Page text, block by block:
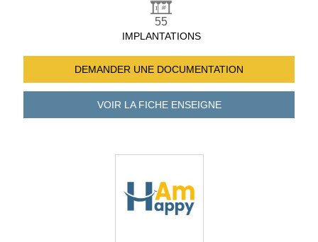
55
IMPLANTATIONS
DEMANDER UNE DOCUMENTATION
VOIR LA FICHEENSEIGNE